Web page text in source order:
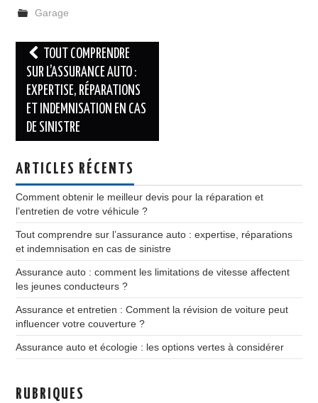
Garage
Navigation
des
articles
TOUT COMPRENDRE
SUR L’ASSURANCE AUTO :
EXPERTISE, RÉPARATIONS
ET INDEMNISATION EN CAS
DE SINISTRE
ARTICLES RÉCENTS
Comment obtenir le meilleur devis pour la réparation et
l’entretien de votre véhicule ?
Tout comprendre sur l’assurance auto : expertise, réparations
et indemnisation en cas de sinistre
Assurance auto : comment les limitations de vitesse affectent
les jeunes conducteurs ?
Assurance et entretien : Comment la révision de voiture peut
influencer votre couverture ?
Assurance auto et écologie : les options vertes à considérer
RUBRIQUES